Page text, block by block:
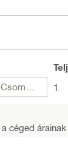
1
a céged